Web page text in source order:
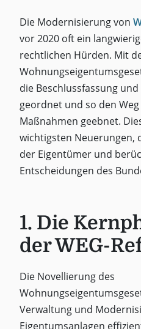
Die Modernisierung von
vor 2020 oft ein
rechtlichen Hürden. Mit
die Beschlussfassung
geordnet und so den
Maßnahmen geebnet.
wichtigsten Neuerungen,
der Eigentümer und
Entscheidungen des
1. Die
der WEG-
Die Novellierung des
Verwaltung und
Eigentumsanlagen